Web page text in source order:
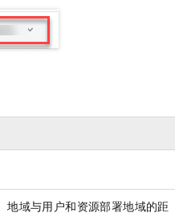
地域与用户和资源部署地域的距
有无界
从文本、图片、视频中提取结构化的属性信息
制建站
板小程序